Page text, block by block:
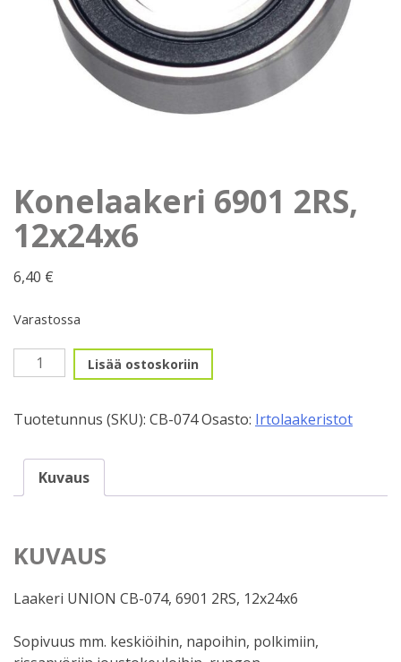
Konelaakeri 6901 2RS,
12x24x6
6,40 €
Varastossa
Konelaakeri
6901
12x24x6
Lisää ostoskoriin
Tuotetunnus (SKU): CB-074Osasto: Irtolaakeristot
Kuvaus
KUVAUS
Laakeri UNION CB-074, 6901 2RS, 12x24x6
Sopivuus mm. keskiöihin, napoihin, polkimiin,